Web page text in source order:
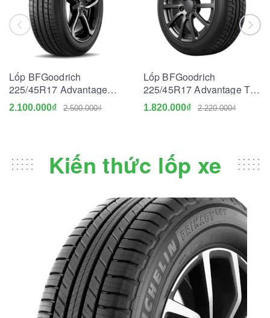
Lốp BFGoodrich
225/45R17 Advantage
Touring
2.100.000₫ 2.500.000₫
Lốp BFGoodrich
225/45R17 Advantage T/A
Drive Go
1.820.000₫ 2.220.000₫
Kiến thức lốp xe